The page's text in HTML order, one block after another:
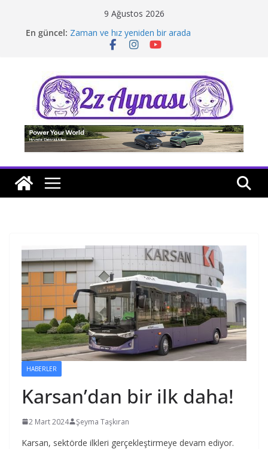
9 Ağustos 2026
En güncel: Zaman ve hız yeniden bir arada
Borusan Next Bodrum’da açıldı
Tatil rotasında test sürüşü
HABERLER
Karsan’dan bir ilk daha!
2 Mart 2024 Şeyma Taşkıran
Karsan, sektörde ilkleri gerçekleştirmeye devam ediyor.